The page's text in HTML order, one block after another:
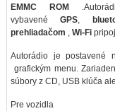
EMMC ROM
vybavenéGPS
prehliadačom
Wi-Fi
Autorádio je postavené
grafickým menu.
súbory z CD, USB klúča
Pre vozidla